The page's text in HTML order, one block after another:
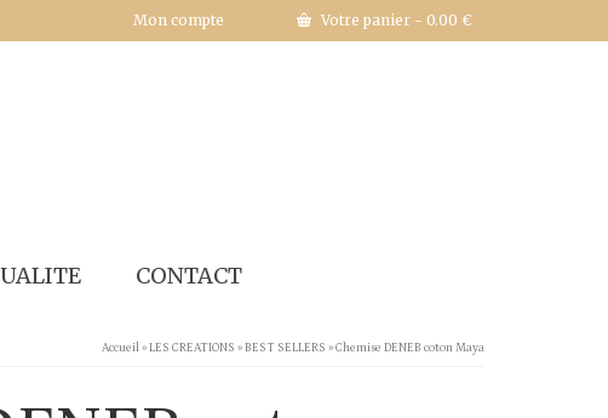
Mon compte Votre panier - 0.00 €
CONTACT
Accueil»LES CREATIONS »BEST SELLERS »Chemise DENEB coton Maya